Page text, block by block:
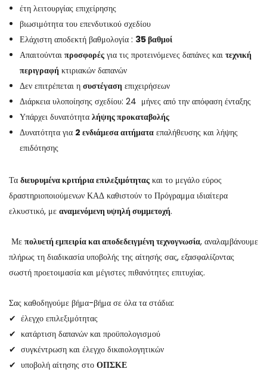
έτη λειτουργίας επιχείρησης
βιωσιμότητα του επενδυτικού σχεδίου
Ελάχιστη αποδεκτή βαθμολογία : 35 βαθμοί
Απαιτούνται προσφορές για τις προτεινόμενες δαπάνες και τεχνική
περιγραφή κτιριακών δαπανών
Δεν επιτρέπεται η συστέγαση επιχειρήσεων
Διάρκεια υλοποίησης σχεδίου: 24 μήνες από την απόφαση ένταξης
Υπάρχει δυνατότητα λήψης προκαταβολής
Δυνατότητα για 2 ενδιάμεσα αιτήματα επαλήθευσης και λήψης
επιδότησης
Τα διευρυμένα κριτήρια επιλεξιμότητας και το μεγάλο εύρος
δραστηριοποιούμενων ΚΑΔ καθιστούν το Πρόγραμμα ιδιαίτερα
ελκυστικό, με αναμενόμενη υψηλή συμμετοχή.
Με πολυετή εμπειρία και αποδεδειγμένη τεχνογνωσία, αναλαμβάνουμε
πλήρως τη διαδικασία υποβολής της αίτησής σας, εξασφαλίζοντας
σωστή προετοιμασία και μέγιστες πιθανότητες επιτυχίας.
Σας καθοδηγούμε βήμα-βήμα σε όλα τα στάδια:
✔ έλεγχο επιλεξιμότητας
✔ κατάρτιση δαπανών και προϋπολογισμού
✔ συγκέντρωση και έλεγχο δικαιολογητικών
✔ υποβολή αίτησης στο ΟΠΣΚΕ